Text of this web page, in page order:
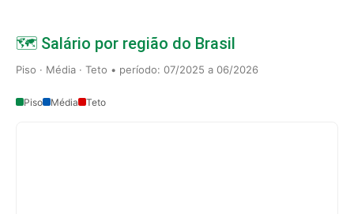
🗺️ Salário por região do Brasil
Piso · Média · Teto • período: 07/2025 a 06/2026
Piso Média Teto